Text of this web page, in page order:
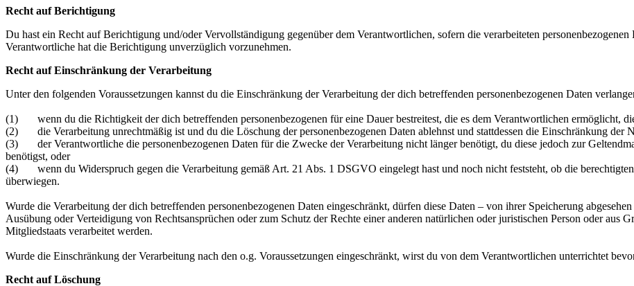
Recht auf Berichtigung
Du hast ein Recht auf Berichtigung und/oder Vervollständigung gegenüber dem Verantwortlichen, sofern die verarbeiteten
Verantwortliche hat die Berichtigung unverzüglich vorzunehmen.
Recht auf Einschränkung der Verarbeitung
Unter den folgenden Voraussetzungen kannst du die Einschränkung der Verarbeitung der dich betreffenden personenbezogenen Daten
(1) wenn du die Richtigkeit der dich betreffenden personenbezogenen für eine Dauer bestreitest, die es dem Verantwortlichen ermöglicht,
(2) die Verarbeitung unrechtmäßig ist und du die Löschung der personenbezogenen Daten ablehnst und stattdessen die Einschränkung der
(3) der Verantwortliche die personenbezogenen Daten für die Zwecke der Verarbeitung nicht länger benötigt, du diese jedoch zur
benötigst, oder
(4) wenn du Widerspruch gegen die Verarbeitung gemäß Art. 21 Abs. 1 DSGVO eingelegt hast und noch nicht feststeht, ob die
überwiegen.
Wurde die Verarbeitung der dich betreffenden personenbezogenen Daten eingeschränkt, dürfen diese Daten – von ihrer Speicherung
Ausübung oder Verteidigung von Rechtsansprüchen oder zum Schutz der Rechte einer anderen natürlichen oder juristischen Person oder aus
Mitgliedstaats verarbeitet werden.
Wurde die Einschränkung der Verarbeitung nach den o.g. Voraussetzungen eingeschränkt, wirst du von dem Verantwortlichen unterrichtet
Recht auf Löschung